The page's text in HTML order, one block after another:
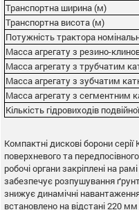
Транспортна ширина (м)
Транспортна висота (м)
Потужність трактора
Масса агрегату з резино-
Масса агрегату з трубчатим
Масса агрегату з зубчатим
Масса агрегату з сегментним
Кількість гідровиходів
Компактні дискові борони серії
поверхневого та
робочі органи закріплені на
забезпечує розпушування
знижує динамічні
встановлено на відстані 220